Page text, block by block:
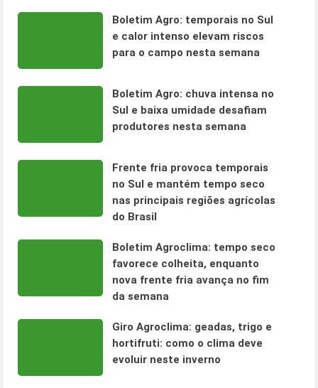
Boletim Agro: temporais no Sul
e calor intenso elevam riscos
para o campo nesta semana
Boletim Agro: chuva intensa no
Sul e baixa umidade desafiam
produtores nesta semana
Frente fria provoca temporais
no Sul e mantém tempo seco
nas principais regiões agrícolas
do Brasil
Boletim Agroclima: tempo seco
favorece colheita, enquanto
nova frente fria avança no fim
da semana
Giro Agroclima: geadas, trigo e
hortifruti: como o clima deve
evoluir neste inverno